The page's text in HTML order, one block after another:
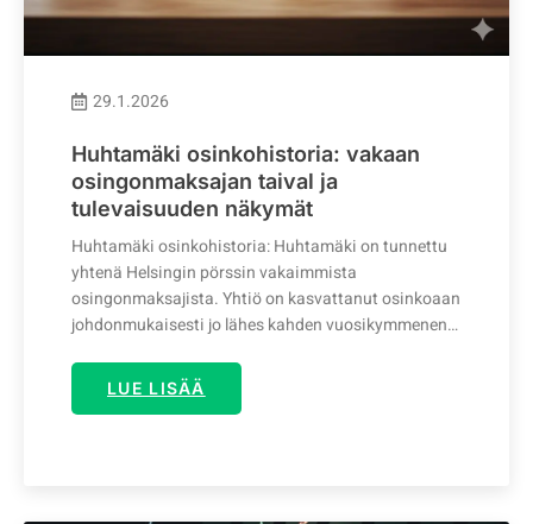
29.1.2026
Huhtamäki osinkohistoria: vakaan
osingonmaksajan taival ja
tulevaisuuden näkymät
Huhtamäki osinkohistoria: Huhtamäki on tunnettu
yhtenä Helsingin pörssin vakaimmista
osingonmaksajista. Yhtiö on kasvattanut osinkoaan
johdonmukaisesti jo lähes kahden vuosikymmenen…
LUE LISÄÄ